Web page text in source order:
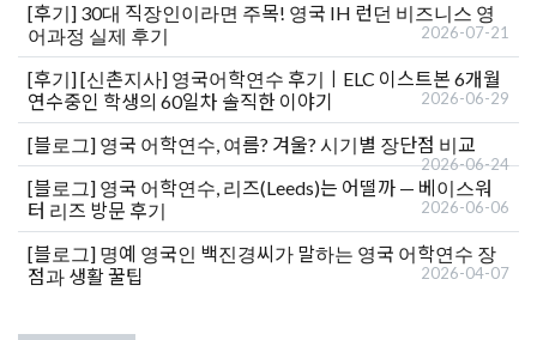
[후기] 30대 직장인이라면 주목! 영국 IH 런던 비즈니스 영
어과정 실제 후기
2026-07-21
[후기][신촌지사] 영국어학연수 후기ㅣELC 이스트본 6개월
연수중인 학생의 60일차 솔직한 이야기
2026-06-29
[블로그] 영국 어학연수, 여름? 겨울? 시기별 장단점 비교
2026-06-24
[블로그] 영국 어학연수, 리즈(Leeds)는 어떨까 — 베이스워
터 리즈 방문 후기
2026-06-06
[블로그] 명예 영국인 백진경씨가 말하는 영국 어학연수 장
점과 생활 꿀팁
2026-04-07